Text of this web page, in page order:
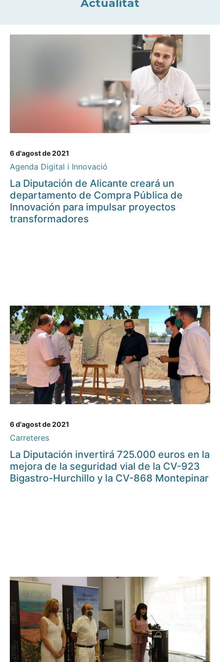
Actualitat
6 d'agost de 2021
Agenda Digital i Innovació
La Diputación de Alicante creará un
departamento de Compra Pública de
Innovación para impulsar proyectos
transformadores
6 d'agost de 2021
Carreteres
La Diputación invertirá 725.000 euros en la
mejora de la seguridad vial de la CV-923
Bigastro-Hurchillo y la CV-868 Montepinar